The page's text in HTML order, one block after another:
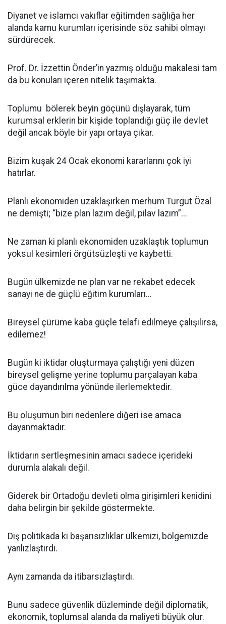
Diyanet ve islamcı vakıflar eğitimden sağlığa her
alanda kamu kurumları içerisinde söz sahibi olmayı
sürdürecek.
Prof. Dr. İzzettin Önder’in yazmış olduğu makalesi tam
da bu konuları içeren nitelik taşımakta.
Toplumu bölerek beyin göçünü dışlayarak, tüm
kurumsal erklerin bir kişide toplandığı güç ile devlet
değil ancak böyle bir yapı ortaya çıkar.
Bizim kuşak 24 Ocak ekonomi kararlarını çok iyi
hatırlar.
Planlı ekonomiden uzaklaşırken merhum Turgut Özal
ne demişti; “bize plan lazım değil, pilav lazım”...
Ne zaman ki planlı ekonomiden uzaklaştık toplumun
yoksul kesimleri örgütsüzleşti ve kaybetti.
Bugün ülkemizde ne plan var ne rekabet edecek
sanayi ne de güçlü eğitim kurumları...
Bireysel çürüme kaba güçle telafi edilmeye çalışılırsa,
edilemez!
Bugün ki iktidar oluşturmaya çalıştığı yeni düzen
bireysel gelişme yerine toplumu parçalayan kaba
güce dayandırılma yönünde ilerlemektedir.
Bu oluşumun biri nedenlere diğeri ise amaca
dayanmaktadır.
İktidarın sertleşmesinin amacı sadece içerideki
durumla alakalı değil.
Giderek bir Ortadoğu devleti olma girişimleri kenidini
daha belirgin bir şekilde göstermekte.
Dış politikada ki başarısızlıklar ülkemizi, bölgemizde
yanlızlaştırdı.
Aynı zamanda da itibarsızlaştırdı.
Bunu sadece güvenlik düzleminde değil diplomatik,
ekonomik, toplumsal alanda da maliyeti büyük olur.